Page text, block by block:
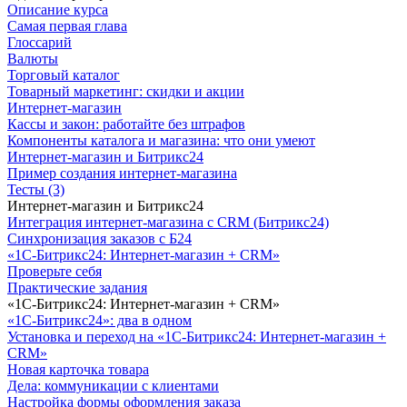
Описание курса
Самая первая глава
Глоссарий
Валюты
Торговый каталог
Товарный маркетинг: скидки и акции
Интернет-магазин
Кассы и закон: работайте без штрафов
Компоненты каталога и магазина: что они умеют
Интернет-магазин и Битрикс24
Пример создания интернет-магазина
Тесты (3)
Интернет-магазин и Битрикс24
Интеграция интернет-магазина с CRM (Битрикс24)
Синхронизация заказов с Б24
«1С-Битрикс24: Интернет-магазин + CRM»
Проверьте себя
Практические задания
«1С-Битрикс24: Интернет-магазин + CRM»
«1С-Битрикс24»: два в одном
Установка и переход на «1С-Битрикс24: Интернет-магазин +
CRM»
Новая карточка товара
Дела: коммуникации с клиентами
Настройка формы оформления заказа